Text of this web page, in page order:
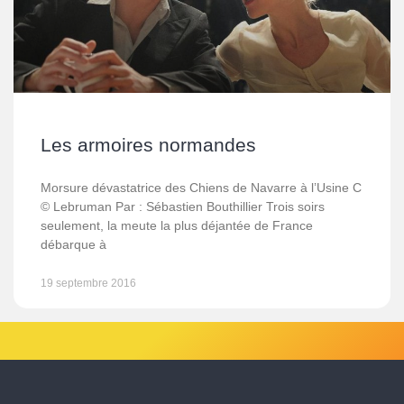
Les armoires normandes
Morsure dévastatrice des Chiens de Navarre à l’Usine C
© Lebruman Par : Sébastien Bouthillier Trois soirs
seulement, la meute la plus déjantée de France
débarque à
19 septembre 2016